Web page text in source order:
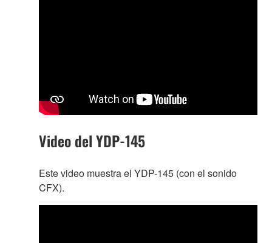
Video del YDP-145
Este video muestra el YDP-145 (con el sonido
CFX).